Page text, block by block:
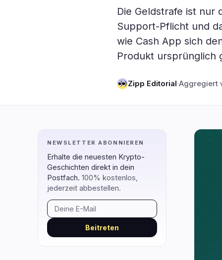
Top 10 & Top 100
2
Kreditvergabe 0 Upgrades
Mining
↑ ↓ navigieren ↵ öffnen
Die Geldstrafe ist nur
Support-Pflicht und
wie Cash App sich
Produkt ursprünglich
Zipp Editorial·Aggregiert
NEWSLETTER ABONNIEREN
Erhalte die neuesten Krypto-
Geschichten direkt in dein
Postfach. 100% kostenlos,
jederzeit abbestellen.
Beitreten